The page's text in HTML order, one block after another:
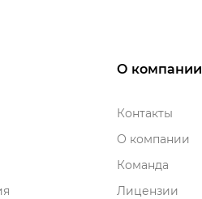
О компании
Контакты
О компании
Команда
Лицензии